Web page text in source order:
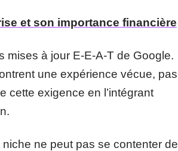
et son importance financière
mises à jour E-E-A-T de Google.
une expérience vécue, pas
cette exigence en l’intégrant
ne peut pas se contenter de